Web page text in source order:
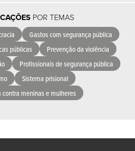
POR TEMAS
Gastos com segurança pública
públicas
Prevenção da violência
Profissionais de segurança pública
Sistema prisional
contra meninas e mulheres